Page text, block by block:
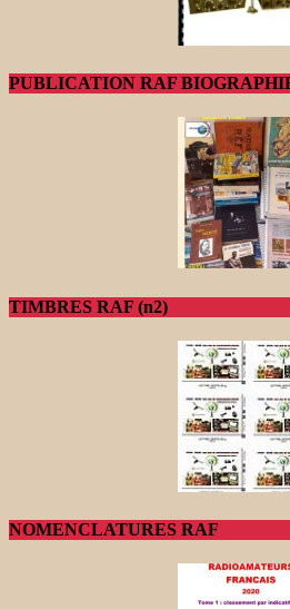
PUBLICATION RAF
TIMBRES RAF (n2)
NOMENCLATURES RAF